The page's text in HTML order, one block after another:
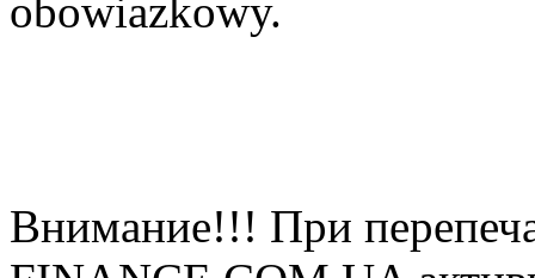
obowiazkowy.
Внимание!!! При